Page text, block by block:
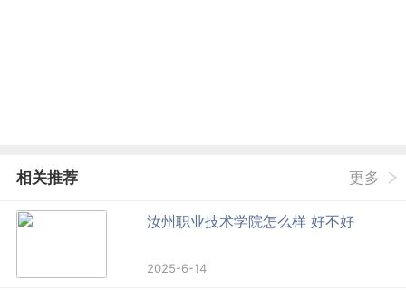
相关推荐 更多
汝州职业技术学院怎么样 好不好
2025-6-14